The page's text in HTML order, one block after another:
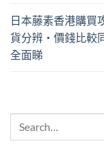
日本藤素香港購買
貨分辨・價錢比較
全面睇